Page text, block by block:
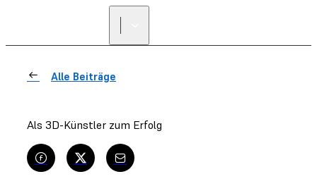
Alle Beiträge
Als 3D-Künstler zum Erfolg